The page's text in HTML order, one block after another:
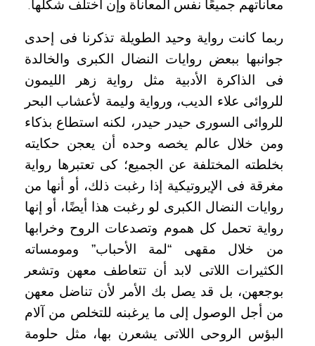
معاناتهم جميعًا نفس المعاناة وإن اختلف شكلها.
ربما كانت رواية وحيد الطويلة تذكرنا فى إحدى
جوانبها ببعض روايات النضال الكبرى والخالدة
فى الذاكرة الأدبية مثل رواية زهر الليمون
للروائى علاء الديب، ورواية وليمة لأعشاب البحر
للروائى السورى حيدر حيدر، لكنه استطاع بذكاء
ومن خلال عالم يخصه وحده أن يعجن حكايته
بخلطته المختلفة عن الجميع؛ كى تعتبرها رواية
مغرقة فى الإيروتيكية إذا رغبت ذلك، أو أنها من
روايات النضال الكبرى لو رغبت هذا أيضًا، أو إنها
رواية تحمل كل هموم وتصدعات الروح وخرابها
من خلال مقهى “لمة الأحباب” ومومساته
الكثيرات اللاتى لابد أن تتعاطف معهن وتشعر
بوجعهن، بل قد يصل بك الأمر لأن تناضل معهن
من أجل الوصول إلى ما يرغبنه للتخلص من آلام
البؤس الروحى اللاتى يشعرن بها، مثل حلومة